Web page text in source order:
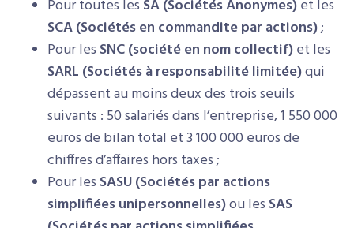
Pour toutes les SA (Sociétés Anonymes)et les
SCA (Sociétés en commandite par actions);
Pour les SNC (société en nom collectif)et les
SARL (Sociétés à responsabilité limitée)qui
dépassent au moins deux des trois seuils
suivants : 50 salariés dans l’entreprise, 1 550 000
euros de bilan total et 3 100 000 euros de
chiffres d’affaires hors taxes ;
Pour les SASU (Sociétés par actions
simplifiées unipersonnelles)ou les SAS